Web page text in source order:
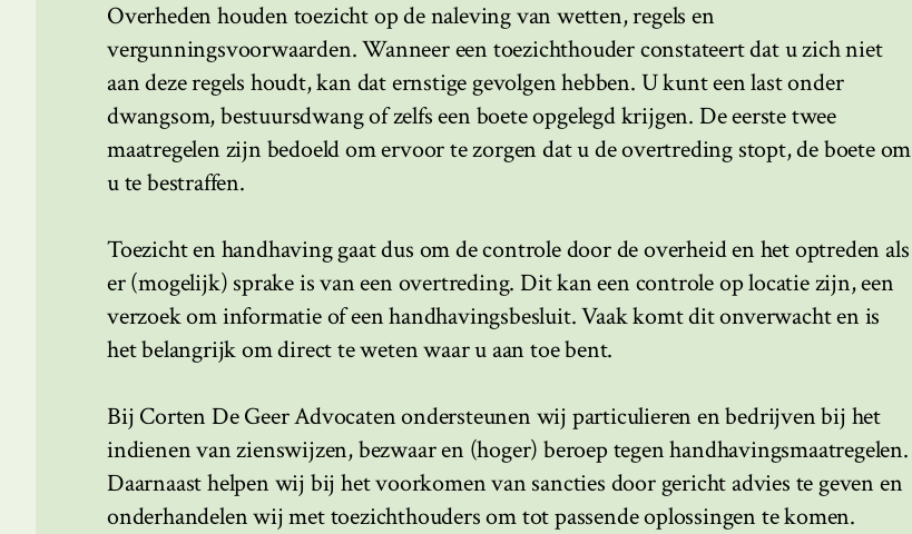
Overheden houden toezicht op de naleving van wetten, regels en
vergunningsvoorwaarden. Wanneer een toezichthouder constateert dat u zich niet
aan deze regels houdt, kan dat ernstige gevolgen hebben. U kunt een last onder
dwangsom, bestuursdwang of zelfs een boete opgelegd krijgen. De eerste twee
maatregelen zijn bedoeld om ervoor te zorgen dat u de overtreding stopt, de boete om
u te bestraffen.
Toezicht en handhaving gaat dus om de controle door de overheid en het optreden als
er (mogelijk) sprake is van een overtreding. Dit kan een controle op locatie zijn, een
verzoek om informatie of een handhavingsbesluit. Vaak komt dit onverwacht en is
het belangrijk om direct te weten waar u aan toe bent.
Bij Corten De Geer Advocaten ondersteunen wij particulieren en bedrijven bij het
indienen van zienswijzen, bezwaar en (hoger) beroep tegen handhavingsmaatregelen.
Daarnaast helpen wij bij het voorkomen van sancties door gericht advies te geven en
onderhandelen wij met toezichthouders om tot passende oplossingen te komen.